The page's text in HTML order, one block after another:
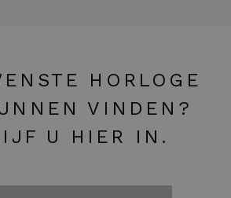
HORLOGE
VINDEN?
U HIER IN.